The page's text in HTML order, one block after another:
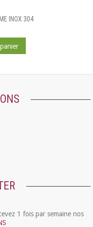
INOX 304
1 fois par semaine nos